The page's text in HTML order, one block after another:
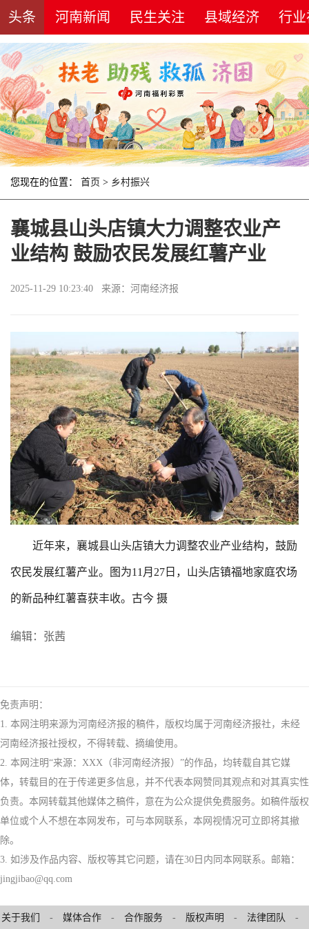
头条 河南新闻 民生关注 县域经济 行
您现在的位置： 首页 > 乡村振兴
襄城县山头店镇大力调整农业产
业结构 鼓励农民发展红薯产业
2025-11-29 10:23:40 来源：河南经济报
近年来，襄城县山头店镇大力调整农业产业结构，鼓励
农民发展红薯产业。图为11月27日，山头店镇福地家庭农场
的新品种红薯喜获丰收。古今 摄
编辑：张茜
免责声明：
1. 本网注明来源为河南经济报的稿件，版权均属于河南经济报社，未经
河南经济报社授权，不得转载、摘编使用。
2. 本网注明“来源：XXX（非河南经济报）”的作品，均转载自其它媒
体，转载目的在于传递更多信息，并不代表本网赞同其观点和对其真实性
负责。本网转载其他媒体之稿件，意在为公众提供免费服务。如稿件版权
单位或个人不想在本网发布，可与本网联系，本网视情况可立即将其撤
除。
3. 如涉及作品内容、版权等其它问题，请在30日内同本网联系。邮箱：
jingjibao@qq.com
关于我们 - 媒体合作- 合作服务- 版权声明 - 法律团队 -